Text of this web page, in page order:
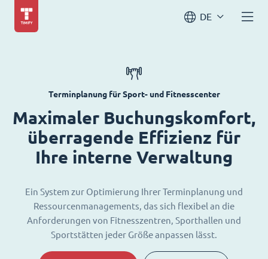
DE
Terminplanung für Sport- und Fitnesscenter
Maximaler Buchungskomfort,
überragende Effizienz für
Ihre interne Verwaltung
Ein System zur Optimierung Ihrer Terminplanung und
Ressourcenmanagements, das sich flexibel an die
Anforderungen von Fitnesszentren, Sporthallen und
Sportstätten jeder Größe anpassen lässt.